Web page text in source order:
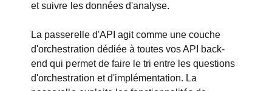
et suivre les données d'analyse.
La passerelle d'API agit comme une couche
d'orchestration dédiée à toutes vos API back-
end qui permet de faire le tri entre les questions
d'orchestration et d'implémentation. La